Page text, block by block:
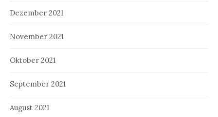
Dezember 2021
November 2021
Oktober 2021
September 2021
August 2021